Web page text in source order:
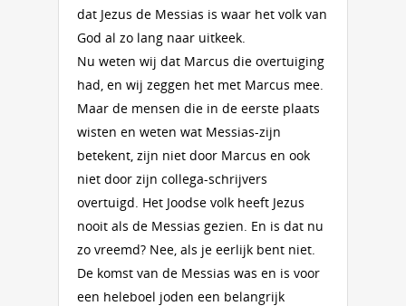
dat Jezus de Messias is waar het volk van
God al zo lang naar uitkeek.
Nu weten wij dat Marcus die overtuiging
had, en wij zeggen het met Marcus mee.
Maar de mensen die in de eerste plaats
wisten en weten wat Messias-zijn
betekent, zijn niet door Marcus en ook
niet door zijn collega-schrijvers
overtuigd. Het Joodse volk heeft Jezus
nooit als de Messias gezien. En is dat nu
zo vreemd? Nee, als je eerlijk bent niet.
De komst van de Messias was en is voor
een heleboel joden een belangrijk